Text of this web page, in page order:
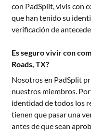
con PadSplit, vivis con
que han tenido su
verificación de
Es seguro vivir con
Roads, TX?
Nosotros en PadSplit
nuestros miembros.
identidad de todos los
tienen que pasar una
antes de que sean